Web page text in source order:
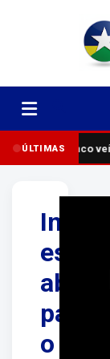
ÚLTIMASCinco
estão
para
o